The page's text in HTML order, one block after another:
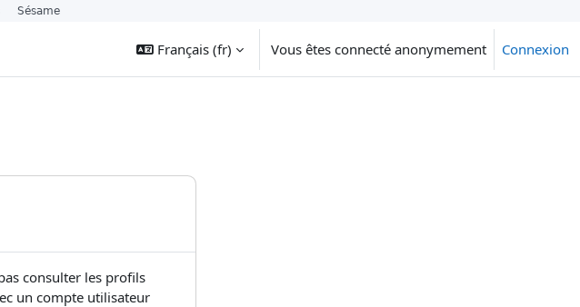
Français ‎(fr)‎ Vous êtes connecté anonymement Connexion
consulter les profils
un compte utilisateur
Sésame